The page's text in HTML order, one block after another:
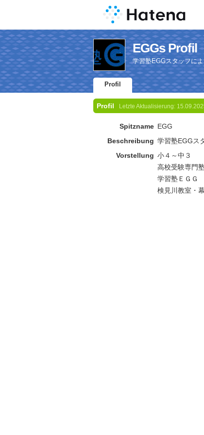
EGGs Profil
学習塾EGGスタッフに
Profil
Profil Letzte Aktualisierung:
Spitzname EGG
Beschreibung 学習塾EGGス
Vorstellung 小４～中３
高校受験専門
学習塾ＥＧＧ
検見川教室・